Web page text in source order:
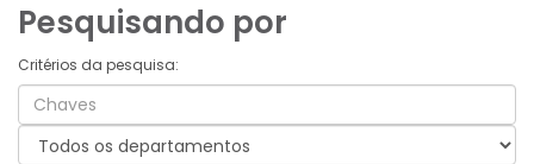
Pesquisando por
Critérios da pesquisa: